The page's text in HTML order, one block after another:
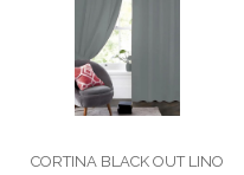
CORTINA BLACK OUT LINO